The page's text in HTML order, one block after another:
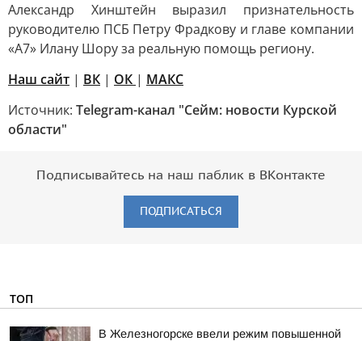
Александр Хинштейн выразил признательность
руководителю ПСБ Петру Фрадкову и главе компании
«А7» Илану Шору за реальную помощь региону.
Наш сайт | ВК | ОК | МАКС
Источник: Telegram-канал "Сейм: новости Курской
области"
Подписывайтесь на наш паблик в ВКонтакте
ПОДПИСАТЬСЯ
ТОП
В Железногорске ввели режим повышенной